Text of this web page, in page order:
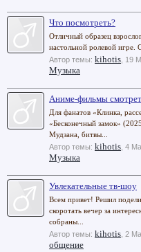
Что посмотреть?
Отличный образец
настольной ролевой игре.
Автор темы: kihotis 19
Музыка
Аниме-фильмы
Для фанатов «Клинка,
«Бесконечный замок»
Мудзана, битвы...
Автор темы: kihotis 4
Музыка
Увлекательные тв-шоу
Всем привет! Решил
скоротать вечер за
собраны...
Автор темы: kihotis 2
общение